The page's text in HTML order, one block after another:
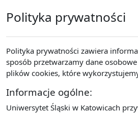
Polityka prywatności
Polityka prywatności zawiera
sposób przetwarzamy dane
plików cookies, które
Informacje ogólne:
Uniwersytet Śląski w Katowicach